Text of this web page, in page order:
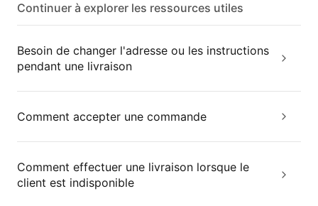
Continuer à explorer les ressources utiles
Besoin de changer l'adresse ou les instructions
pendant une livraison
Comment accepter une commande
Comment effectuer une livraison lorsque le
client est indisponible